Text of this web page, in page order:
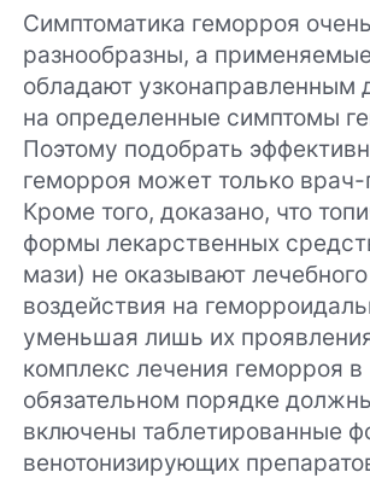
Симптоматика геморроя очень
разнообразны, а
обладают узконаправленным
на определенные симптомы
Поэтому подобрать
геморроя может только врач-
Кроме того, доказано, что
формы лекарственных
мази) не оказывают лечебного
воздействия на
уменьшая лишь их
комплекс лечения геморроя в
обязательном порядке
включены таблетированные
венотонизирующих